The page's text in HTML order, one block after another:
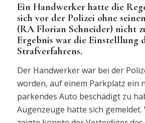
Ein Handwerker hatte die
sich vor der Polizei ohne
(RA Florian Schneider) nicht
Ergebnis war die Einstelllung
Strafverfahrens.
Der Handwerker war bei der
worden, auf einem Parkplatz ein
parkendes Auto beschädigt zu
Augenzeuge hatte sich gemeldet.